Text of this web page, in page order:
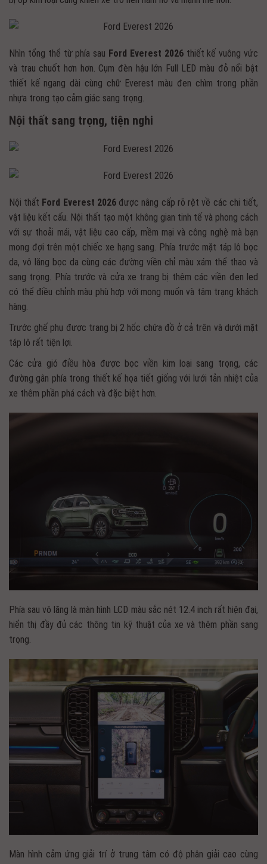
Nhìn tổng thể từ phía sau Ford Everest 2026thiết kế vuông vức
và trau chuốt hơn hơn. Cụm đèn hậu lớn Full LED màu đỏ nổi bật
thiết kế ngang dài cùng chữ Everest màu đen chìm trong phần
nhựa trong tạo cảm giác sang trọng.
Nội thất sang trọng, tiện nghi
Nội thất Ford Everest 2026được nâng cấp rõ rệt về các chi tiết,
vật liệu kết cấu. Nội thất tạo một không gian tinh tế và phong cách
với sự thoải mái, vật liệu cao cấp, mềm mại và công nghệ mà bạn
mong đợi trên một chiếc xe hạng sang. Phía trước mặt táp lô bọc
da, vô lăng bọc da cùng các đường viền chỉ màu xám thể thao và
sang trọng. Phía trước và cửa xe trang bị thêm các viền đen led
có thể điều chỉnh màu phù hợp với mong muốn và tâm trạng khách
hàng.
Trước ghế phụ được trang bị 2 hốc chứa đồ ở cả trên và dưới mặt
táp lô rất tiện lợi.
Các cửa gió điều hòa được bọc viền kim loại sang trọng, các
đường gân phía trong thiết kế họa tiết giống với lưới tản nhiệt của
xe thêm phần phá cách và đặc biệt hơn.
Phía sau vô lăng là màn hình LCD màu sắc nét 12.4 inch rất hiện đại,
hiển thị đầy đủ các thông tin kỹ thuật của xe và thêm phần sang
trọng.
Màn hình cảm ứng giải trí ở trung tâm có độ phân giải cao cùng